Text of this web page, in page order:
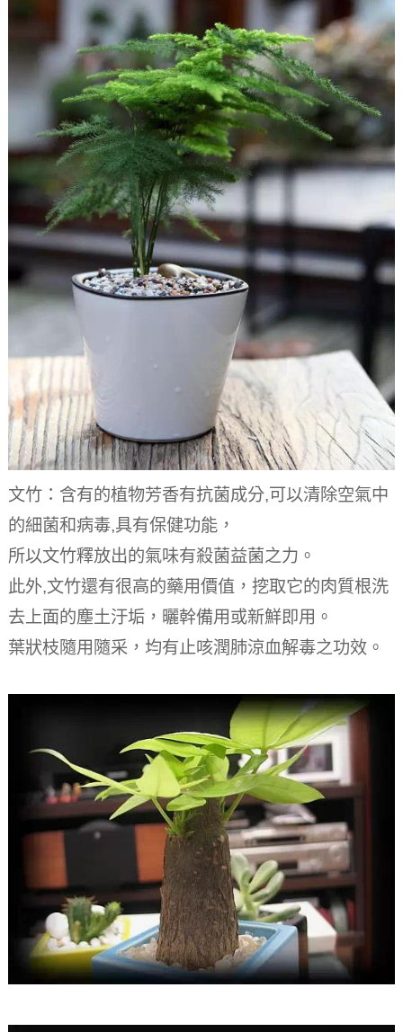
文竹：含有的植物芳香有抗菌成分,可以清除空氣中
的細菌和病毒,具有保健功能，
所以文竹釋放出的氣味有殺菌益菌之力。
此外,文竹還有很高的藥用價值，挖取它的肉質根洗
去上面的塵土汙垢，曬幹備用或新鮮即用。
葉狀枝隨用隨采，均有止咳潤肺涼血解毒之功效。